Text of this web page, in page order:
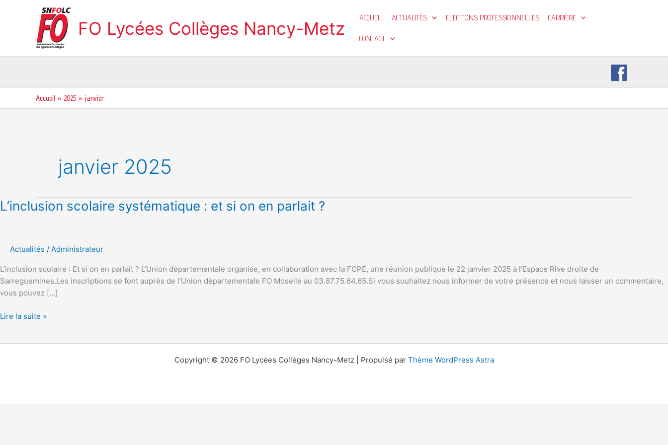
FO Lycées Collèges Nancy-Metz
ACCUEIL ACTUALITÉS ELECTIONS PROFESSIONNELLES CARRIÈRE
CONTACT
Accueil 2025 janvier
janvier 2025
L’inclusion scolaire systématique : et si on en parlait ?
Actualités / Administrateur
L’inclusion scolaire : Et si on en parlait ? L’Union départementale organise, en collaboration avec la FCPE, une réunion publique le 22 janvier 2025 à l’Espace Rive droite de
Sarreguemines.Les inscriptions se font auprès de l’Union départementale FO Moselle au 03.87.75.64.65.Si vous souhaitez nous informer de votre présence et nous laisser un commentaire,
vous pouvez […]
L’inclusion
on
en
parlait
Lire la suite »
Copyright © 2026 FO Lycées Collèges Nancy-Metz | Propulsé par Thème WordPress Astra